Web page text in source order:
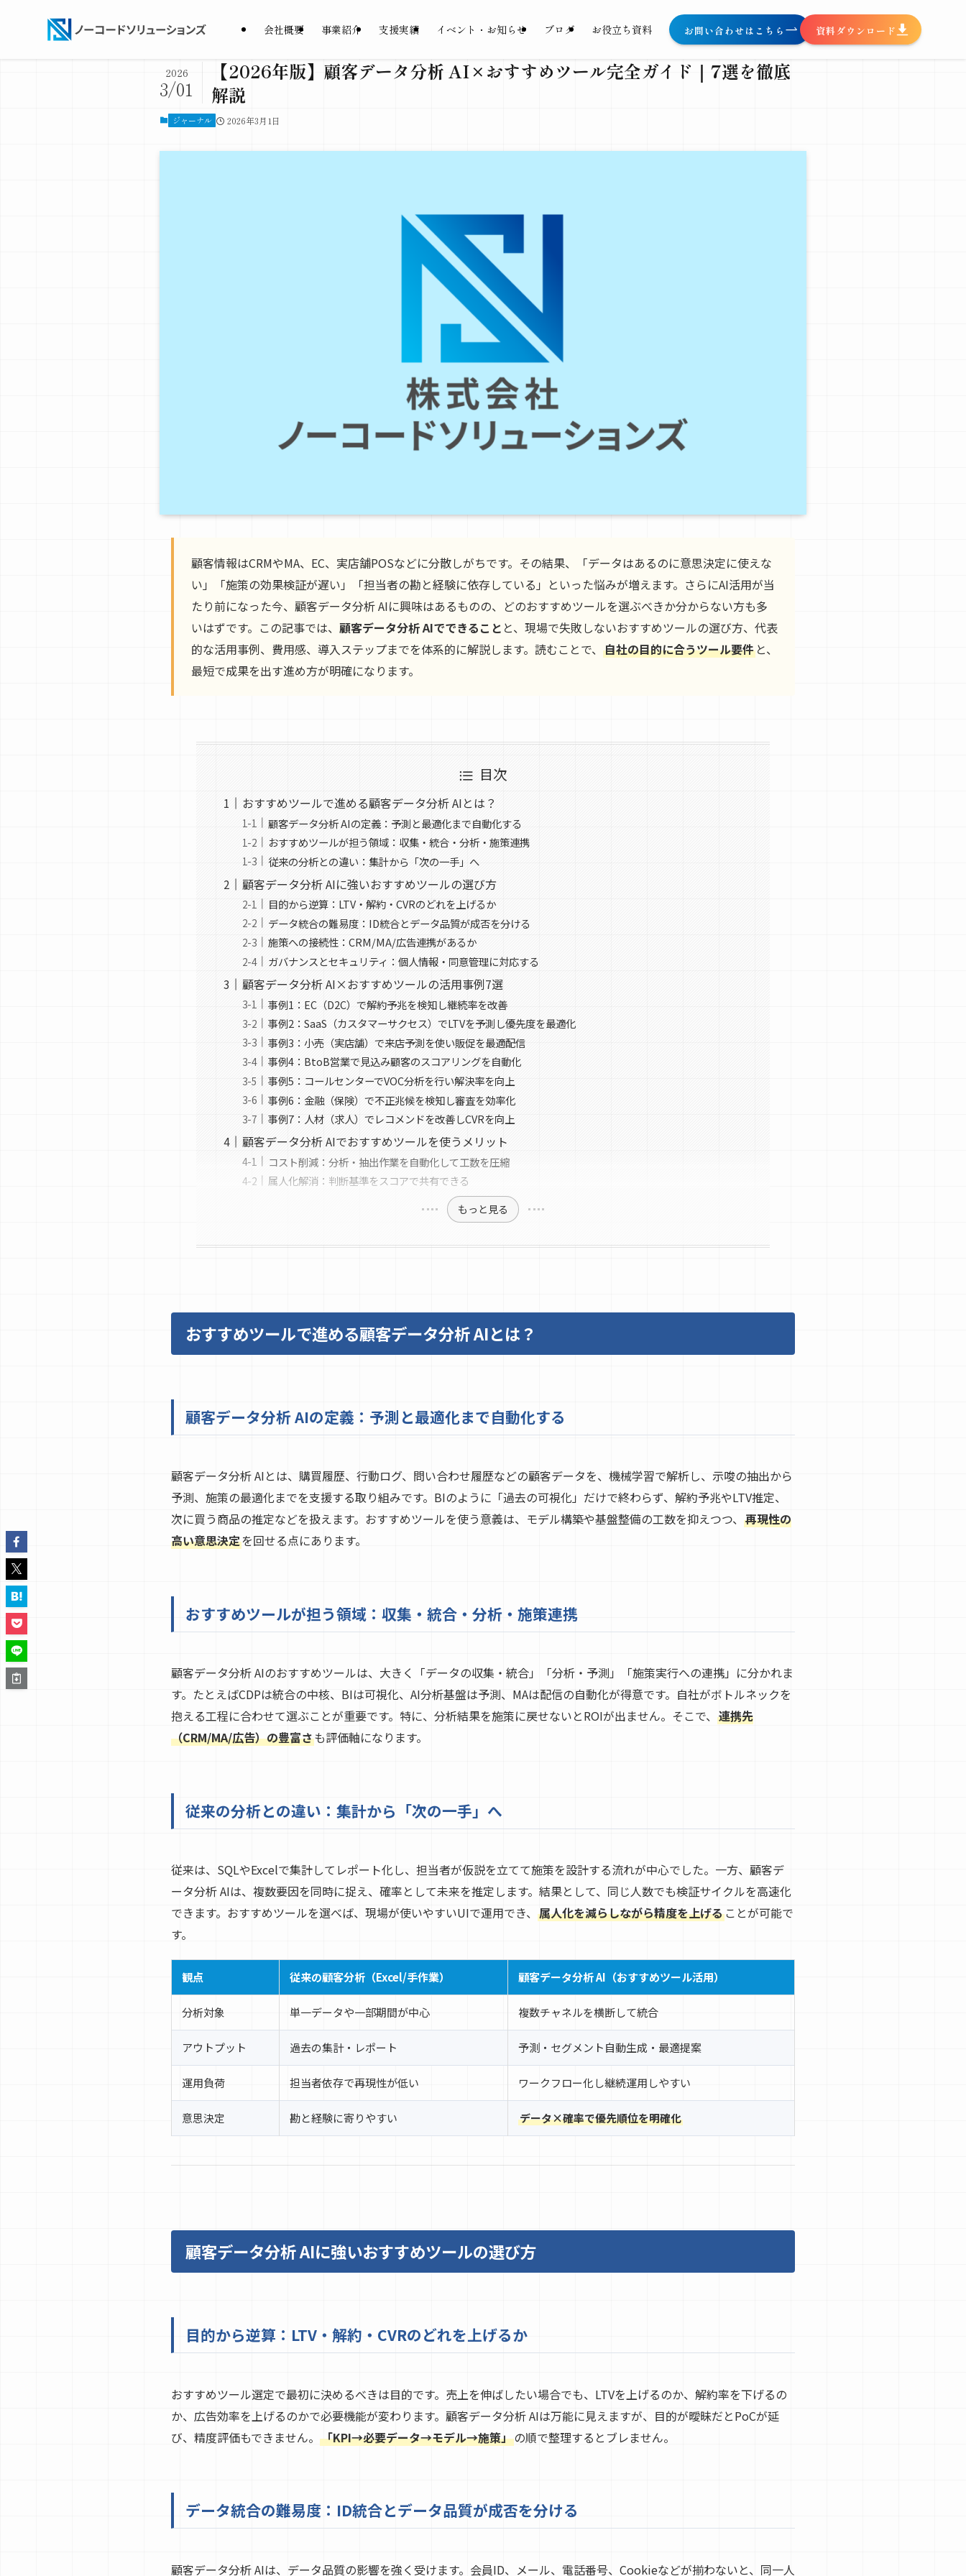
会社概要 事業紹介 支援実績 イベント・お知らせ ブログ お役立ち資料 お問い合わせはこちら 資料ダウンロード
【2026年版】顧客データ分析 AI×おすすめツール完全ガイド｜7選を徹底
解説
2026
3/01
ジャーナル 2026年3月1日
顧客情報はCRMやMA、EC、実店舗POSなどに分散しがちです。その結果、「データはあるのに意思決定に使えな
い」「施策の効果検証が遅い」「担当者の勘と経験に依存している」といった悩みが増えます。さらにAI活用が当
たり前になった今、顧客データ分析 AIに興味はあるものの、どのおすすめツールを選ぶべきか分からない方も多
いはずです。この記事では、 顧客データ分析 AIでできること と、現場で失敗しないおすすめツールの選び方、代表
的な活用事例、費用感、導入ステップまでを体系的に解説します。読むことで、 自社の目的に合うツール要件 と、
最短で成果を出す進め方が明確になります。
目次
おすすめツールで進める顧客データ分析 AIとは？
顧客データ分析 AIの定義：予測と最適化まで自動化する
おすすめツールが担う領域：収集・統合・分析・施策連携
従来の分析との違い：集計から「次の一手」へ
顧客データ分析 AIに強いおすすめツールの選び方
目的から逆算：LTV・解約・CVRのどれを上げるか
データ統合の難易度：ID統合とデータ品質が成否を分ける
施策への接続性：CRM/MA/広告連携があるか
ガバナンスとセキュリティ：個人情報・同意管理に対応する
顧客データ分析 AI×おすすめツールの活用事例7選
事例1：EC（D2C）で解約予兆を検知し継続率を改善
事例2：SaaS（カスタマーサクセス）でLTVを予測し優先度を最適化
事例3：小売（実店舗）で来店予測を使い販促を最適配信
事例4：BtoB営業で見込み顧客のスコアリングを自動化
事例5：コールセンターでVOC分析を行い解決率を向上
事例6：金融（保険）で不正兆候を検知し審査を効率化
事例7：人材（求人）でレコメンドを改善しCVRを向上
顧客データ分析 AIでおすすめツールを使うメリット
コスト削減：分析・抽出作業を自動化して工数を圧縮
属人化解消：判断基準をスコアで共有できる
もっと見る
おすすめツールで進める顧客データ分析 AIとは？
顧客データ分析 AIの定義：予測と最適化まで自動化する
顧客データ分析 AIとは、購買履歴、行動ログ、問い合わせ履歴などの顧客データを、機械学習で解析し、示唆の抽出から
予測、施策の最適化までを支援する取り組みです。BIのように「過去の可視化」だけで終わらず、解約予兆やLTV推定、
次に買う商品の推定などを扱えます。おすすめツールを使う意義は、モデル構築や基盤整備の工数を抑えつつ、 再現性の
高い意思決定を回せる点にあります。
おすすめツールが担う領域：収集・統合・分析・施策連携
顧客データ分析 AIのおすすめツールは、大きく「データの収集・統合」「分析・予測」「施策実行への連携」に分かれま
す。たとえばCDPは統合の中核、BIは可視化、AI分析基盤は予測、MAは配信の自動化が得意です。自社がボトルネックを
抱える工程に合わせて選ぶことが重要です。特に、分析結果を施策に戻せないとROIが出ません。そこで、 連携先
（CRM/MA/広告）の豊富さも評価軸になります。
従来の分析との違い：集計から「次の一手」へ
従来は、SQLやExcelで集計してレポート化し、担当者が仮説を立てて施策を設計する流れが中心でした。一方、顧客デ
ータ分析 AIは、複数要因を同時に捉え、確率として未来を推定します。結果として、同じ人数でも検証サイクルを高速化
できます。おすすめツールを選べば、現場が使いやすいUIで運用でき、 属人化を減らしながら精度を上げる ことが可能で
す。
観点 従来の顧客分析（Excel/手作業） 顧客データ分析 AI（おすすめツール活用）
分析対象 単一データや一部期間が中心 複数チャネルを横断して統合
アウトプット 過去の集計・レポート 予測・セグメント自動生成・最適提案
運用負荷 担当者依存で再現性が低い ワークフロー化し継続運用しやすい
意思決定 勘と経験に寄りやすい データ×確率で優先順位を明確化
顧客データ分析 AIに強いおすすめツールの選び方
目的から逆算：LTV・解約・CVRのどれを上げるか
おすすめツール選定で最初に決めるべきは目的です。売上を伸ばしたい場合でも、LTVを上げるのか、解約率を下げるの
か、広告効率を上げるのかで必要機能が変わります。顧客データ分析 AIは万能に見えますが、目的が曖昧だとPoCが延
び、精度評価もできません。 「KPI→必要データ→モデル→施策」の順で整理するとブレません。
データ統合の難易度：ID統合とデータ品質が成否を分ける
顧客データ分析 AIは、データ品質の影響を強く受けます。会員ID、メール、電話番号、Cookieなどが揃わないと、同一人